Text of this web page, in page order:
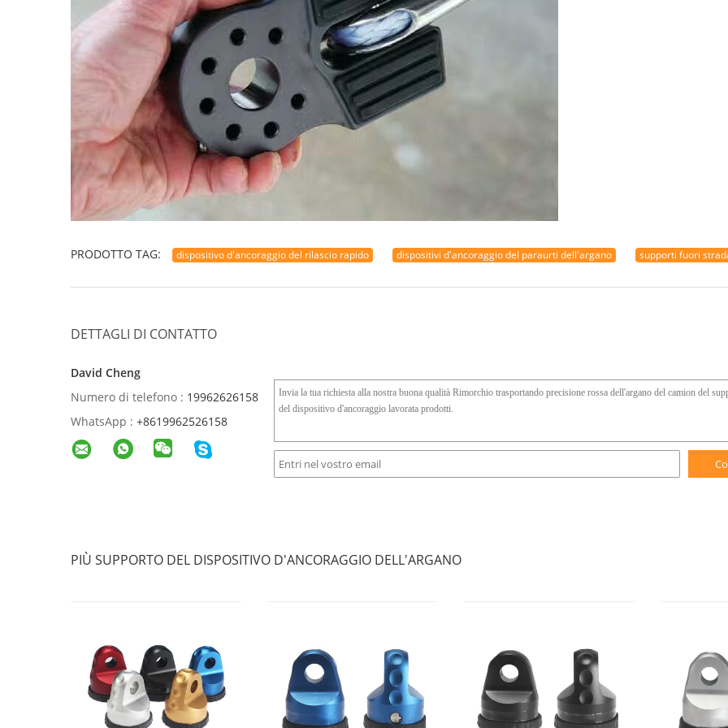
PRODOTTO TAG: dispositivo d'ancoraggio del rilascio rapido dispositivi d'ancoraggio del paraurti dell'argano supporti fuori
DETTAGLI DI CONTATTO
David Cheng
Numero di telefono : 19962626158
WhatsApp : +8619962526158
PIÙ SUPPORTO DEL DISPOSITIVO D'ANCORAGGIO DELL'ARGANO